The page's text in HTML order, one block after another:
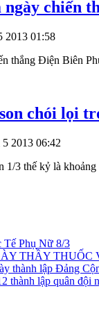
chiến
2013 01:58
thắng Điện Biên
chói lọi
2013 06:42
1/3 thế kỷ là
Tế Phụ Nữ 8/3
THẦY THUỐC
thành lập Đảng
thành lập quân đội